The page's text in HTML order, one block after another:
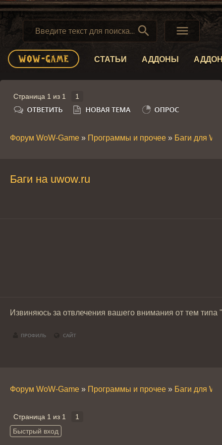
 
СТАТЬИ АДДОНЫ
Страница 1 из 1 1
Форум WoW-Game » Программы и прочее » Баги для
Баги на uwow.ru
Извиняюсь за отвлечения вашего внимания от тем
Форум WoW-Game » Программы и прочее » Баги для
Страница 1 из 1 1